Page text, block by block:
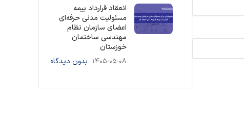
انعقاد قرارداد بیمه
مسئولیت مدنی حرفه‌ای
اعضای سازمان نظام
مهندسی ساختمان
خوزستان
۱۴۰۵-۰۵-۰۸ بدون دیدگاه